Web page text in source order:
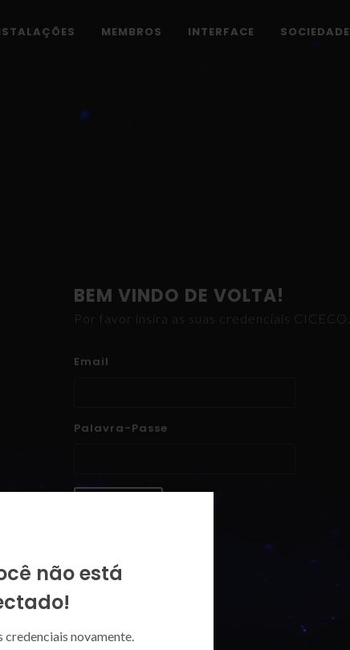
não está
credenciais novamente.
MEMBROS INTERFACE SOCIEDADE
BEM VINDO DE VOLTA!
Por favor insira as suas credenciais CICECO.
Email
Palavra-Passe